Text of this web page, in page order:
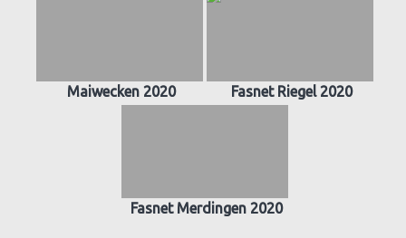
Maiwecken 2020 Fasnet Riegel 2020
Fasnet Merdingen 2020